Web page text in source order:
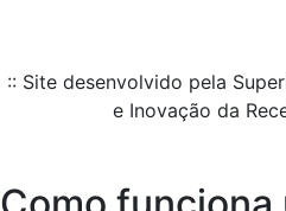
:: Site desenvolvido pela
e Inovação da